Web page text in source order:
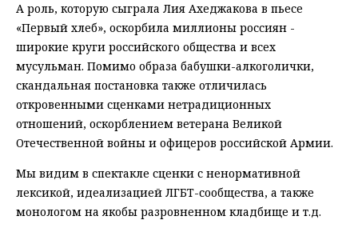
А роль, которую сыграла Лия Ахеджакова в пьесе
«Первый хлеб», оскорбила миллионы россиян -
широкие круги российского общества и всех
мусульман. Помимо образа бабушки-алкоголички,
скандальная постановка также отличилась
откровенными сценками нетрадиционных
отношений, оскорблением ветерана Великой
Отечественной войны и офицеров российской Армии.
Мы видим в спектакле сценки с ненормативной
лексикой, идеализацией ЛГБТ-сообщества, а также
монологом на якобы разровненном кладбище и т.д.